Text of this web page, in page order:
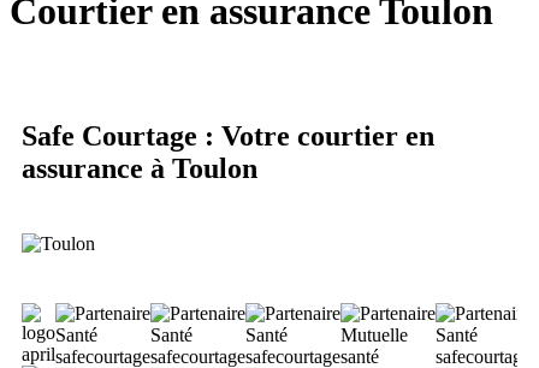
Courtier en assurance Toulon
Safe Courtage : Votre courtier en
assurance à Toulon